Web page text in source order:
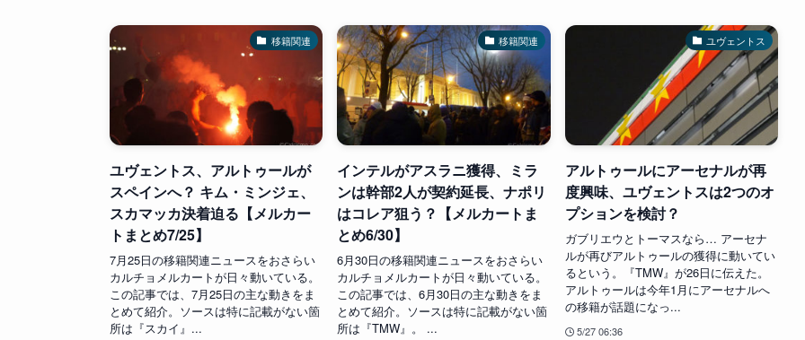
移籍関連
ユヴェントス、アルトゥールが
スペインへ？ キム・ミンジェ、
スカマッカ決着迫る【メルカー
トまとめ7/25】
7月25日の移籍関連ニュースをおさらい
カルチョメルカートが日々動いている。
この記事では、7月25日の主な動きをま
とめて紹介。ソースは特に記載がない箇
所は『スカイ』...
移籍関連
インテルがアスラニ獲得、ミラ
ンは幹部2人が契約延長、ナポリ
はコレア狙う？【メルカートま
とめ6/30】
6月30日の移籍関連ニュースをおさらい
カルチョメルカートが日々動いている。
この記事では、6月30日の主な動きをま
とめて紹介。ソースは特に記載がない箇
所は『TMW』。 ...
ユヴェントス
アルトゥールにアーセナルが再
度興味、ユヴェントスは2つのオ
プションを検討？
ガブリエウとトーマスなら… アーセナ
ルが再びアルトゥールの獲得に動いてい
るという。『TMW』が26日に伝えた。
アルトゥールは今年1月にアーセナルへ
の移籍が話題になっ...
5/27 06:36